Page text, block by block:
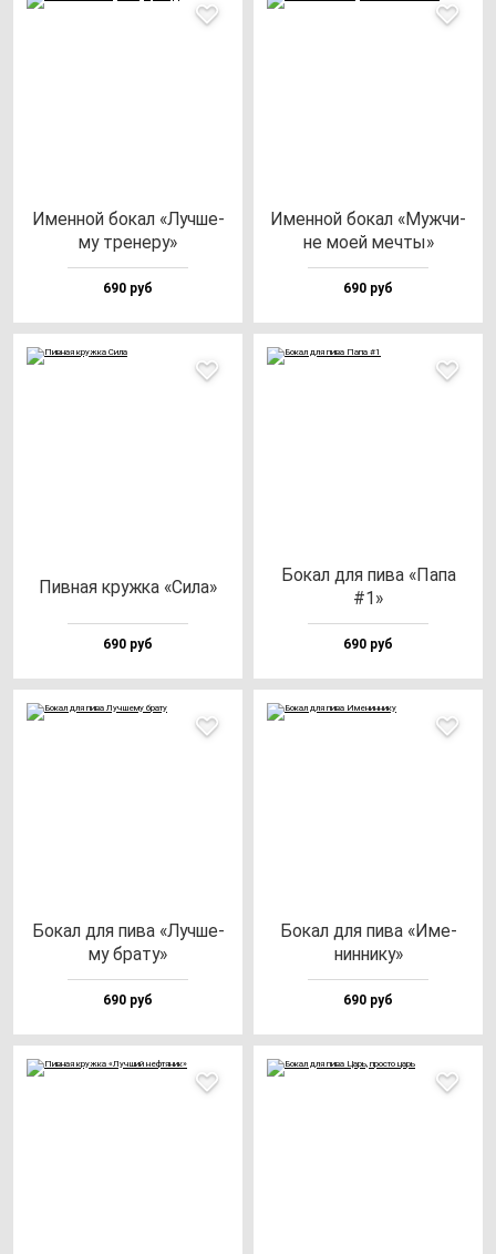
Имен­ной бо­кал «Луч­ше­
му тре­не­ру»
690 руб
Имен­ной бо­кал «Муж­чи­
не моей меч­ты»
690 руб
Пив­ная круж­ка «Сила»
690 руб
Бокал для пи­ва «Папа
#1»
690 руб
Бокал для пи­ва «Луч­ше­
му бра­ту»
690 руб
Бокал для пи­ва «Име­
нин­ни­ку»
690 руб